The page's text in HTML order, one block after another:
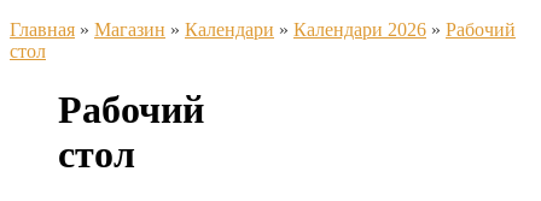
Главная » Магазин » Календари » Календари 2026 » Рабочий
стол
Рабочий
стол